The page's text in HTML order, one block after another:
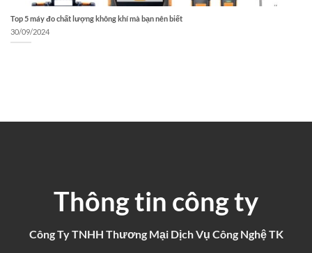
Top 5 máy đo chất lượng không khí mà bạn nên biết
30/09/2024
Thông tin công ty
Công Ty TNHH Thương Mại Dịch Vụ Công Nghệ TK